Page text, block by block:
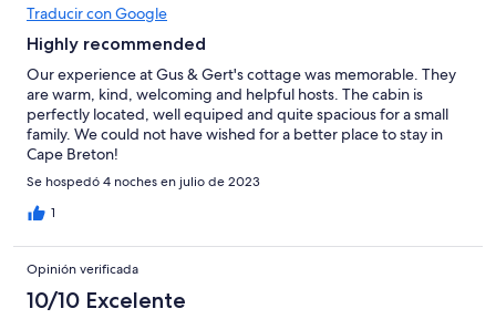
Traducir con Google
Highly recommended
Our experience at Gus & Gert's cottage was memorable. They
are warm, kind, welcoming and helpful hosts. The cabin is
perfectly located, well equiped and quite spacious for a small
family. We could not have wished for a better place to stay in
Cape Breton!
Se hospedó 4 noches en julio de 2023
1
Opinión verificada
10/10 Excelente